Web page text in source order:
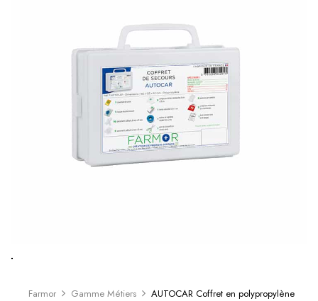
Farmor Gamme Métiers
AUTOCAR Coffret en polypropylène